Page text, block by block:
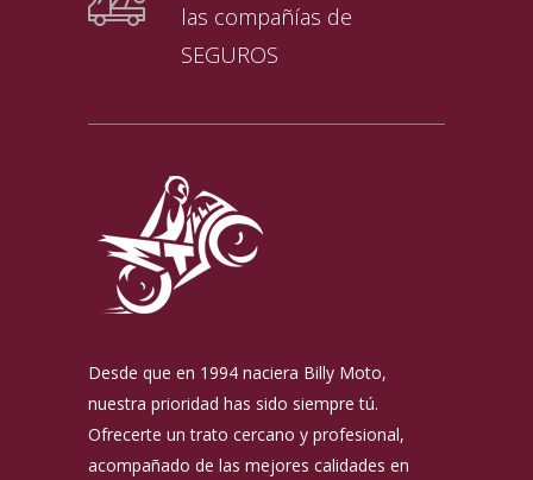
las compañías de
SEGUROS
Desde que en 1994 naciera Billy Moto,
nuestra prioridad has sido siempre tú.
Ofrecerte un trato cercano y profesional,
acompañado de las mejores calidades en